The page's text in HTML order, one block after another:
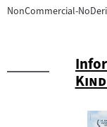
NonCommercial-